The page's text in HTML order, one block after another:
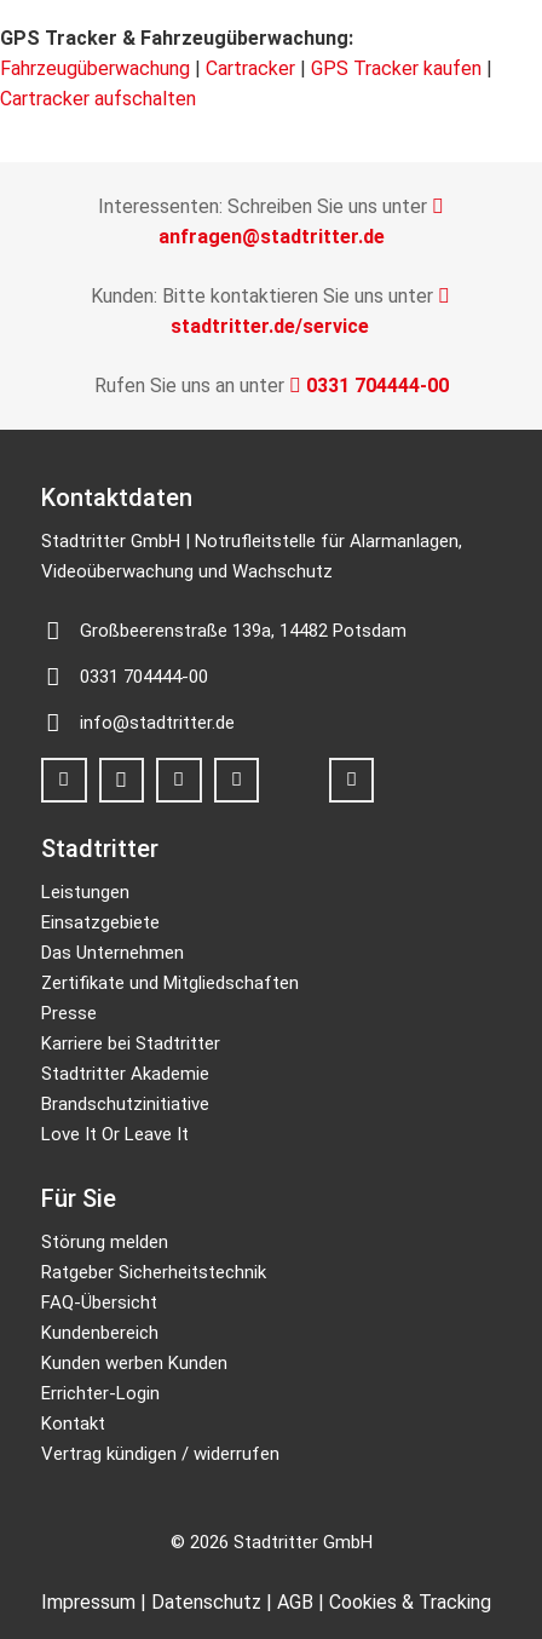
GPS Tracker & Fahrzeugüberwachung:
Fahrzeugüberwachung
Cartracker GPS Tracker kaufen
Cartracker aufschalten
Interessenten: Schreiben Sie uns unter
anfragen@stadtritter.de
Kunden: Bitte kontaktieren Sie uns unter
stadtritter.de/service
Rufen Sie uns an unter 0331 704444-00
Kontaktdaten
Stadtritter GmbH | Notrufleitstelle für Alarmanlagen,
Videoüberwachung und Wachschutz
Großbeerenstraße 139a, 14482 Potsdam
0331 704444-00
info@stadtritter.de
Stadtritter
Leistungen
Einsatzgebiete
Das Unternehmen
Zertifikate und Mitgliedschaften
Presse
Karriere bei Stadtritter
Stadtritter Akademie
Brandschutzinitiative
Love It Or Leave It
Für Sie
Störung melden
Ratgeber Sicherheitstechnik
FAQ-Übersicht
Kundenbereich
Kunden werben Kunden
Errichter-Login
Kontakt
Vertrag kündigen / widerrufen
© 2026 Stadtritter GmbH
Impressum Datenschutz AGB Cookies & Tracking